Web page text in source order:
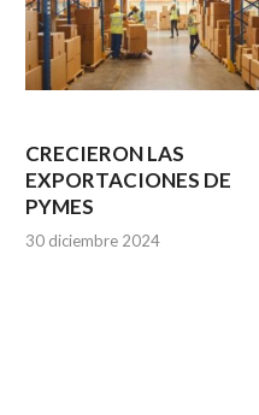
CRECIERON LAS
EXPORTACIONES DE
PYMES
30 diciembre 2024